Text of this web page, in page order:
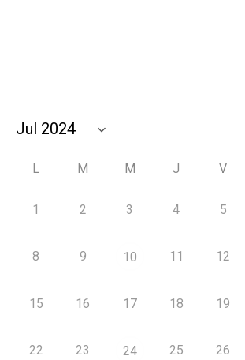
L M M J V
1 2 3 4 5
8 9 10 11 12
15 16 17 18 19
22 23 24 25 26